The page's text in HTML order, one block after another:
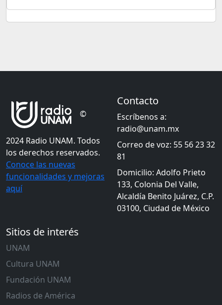
©
2024 Radio UNAM. Todos
los derechos reservados.
Conoce las nuevas
funcionalidades y mejoras
aquí
Contacto
Escríbenos a:
radio@unam.mx
Correo de voz: 55 56 23 32
81
Domicilio: Adolfo Prieto
133, Colonia Del Valle,
Alcaldía Benito Juárez, C.P.
03100, Ciudad de México
Sitios de interés
UNAM
Cultura UNAM
Fundación UNAM
Radios de América